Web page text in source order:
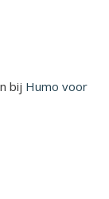
bij Humo voor